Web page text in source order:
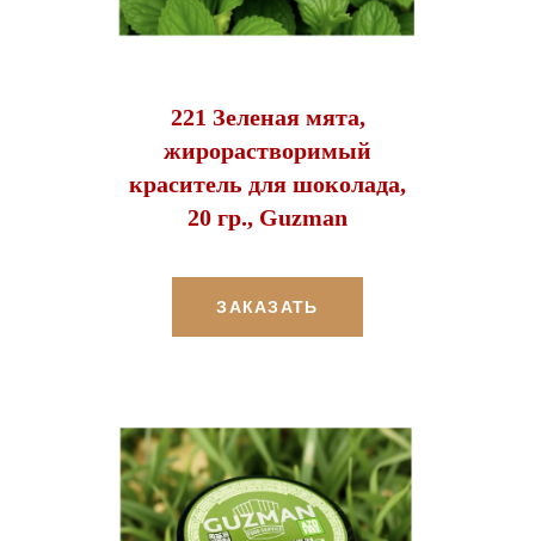
221 Зеленая мята,
жирорастворимый
краситель для шоколада,
20 гр., Guzman
ЗАКАЗАТЬ